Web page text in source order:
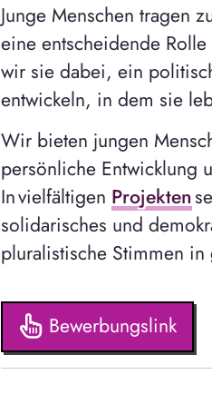
Junge Menschen tragen
eine entscheidende
wir sie dabei, ein
entwickeln, in dem sie
Wir bieten jungen
persönliche Entwicklung
In vielfältigen Projekten
solidarisches und
pluralistische Stimmen
Bewerbungslink